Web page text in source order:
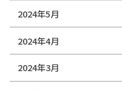
2024年5月
2024年4月
2024年3月